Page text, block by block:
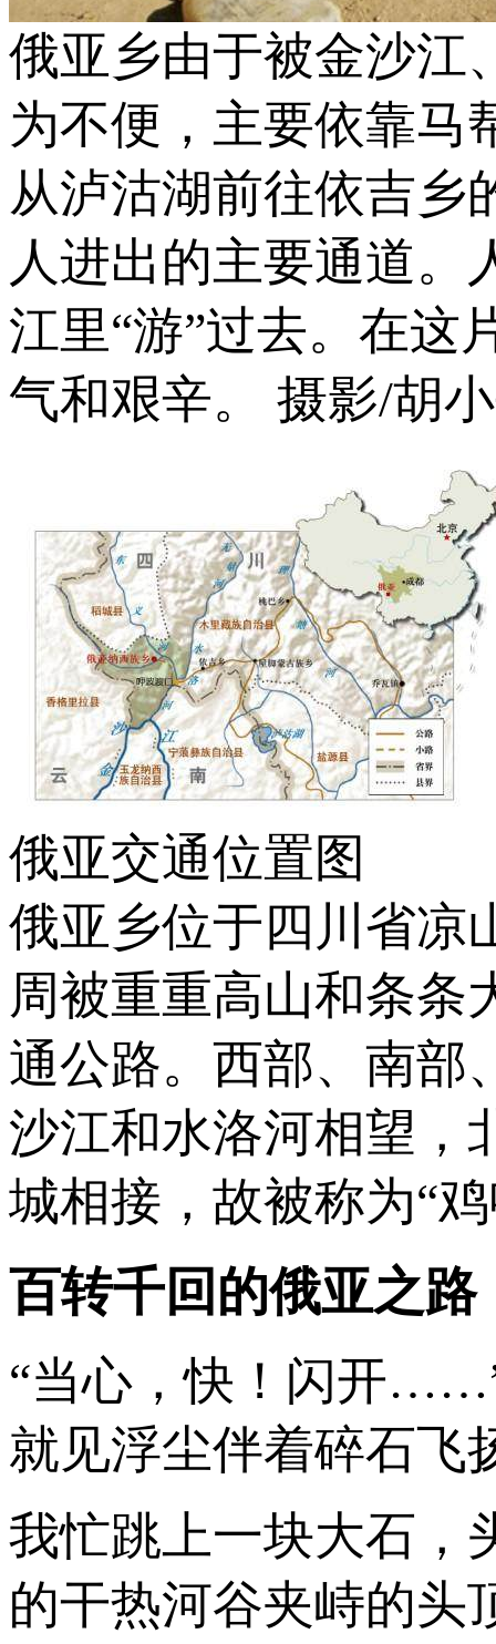
俄亚乡由于被金沙江
为不便，主要依靠马
从泸沽湖前往依吉乡
人进出的主要通道。
江里“游”过去。在这
气和艰辛。 摄影/胡
俄亚交通位置图
俄亚乡位于四川省凉
周被重重高山和条条
通公路。西部、南部
沙江和水洛河相望，
城相接，故被称为“
百转千回的俄亚之路
“当心，快！闪开
就见浮尘伴着碎石飞
我忙跳上一块大石，
的干热河谷夹峙的头